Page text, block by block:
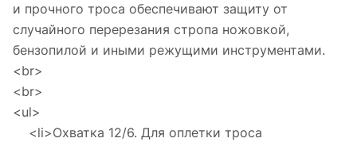
и прочного троса обеспечивают защиту от
случайного перерезания стропа ножовкой,
бензопилой и иными режущими инструментами.
<br>
<br>
<ul>
<li>Охватка 12/6. Для оплетки троса